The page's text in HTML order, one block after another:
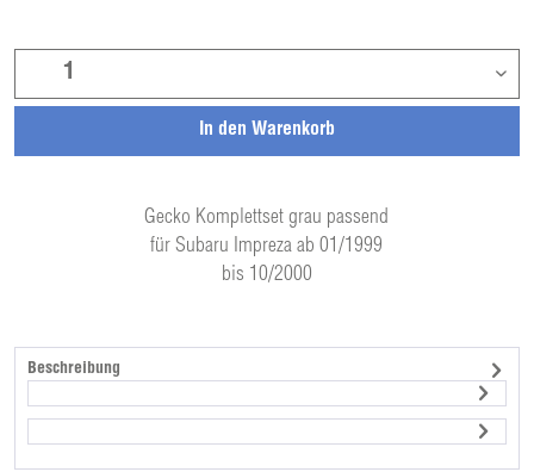
Gecko Komplettset grau passend
für Subaru Impreza ab 01/1999
bis 10/2000
In den Warenkorb
Beschreibung